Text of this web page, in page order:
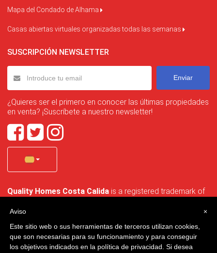
Mapa del Condado de Alhama
Casas abiertas virtuales organizadas todas las semanas
SUSCRIPCIÓN NEWSLETTER
Enviar
¿Quieres ser el primero en conocer las últimas propiedades
en venta? ¡Suscríbete a nuestro newsletter!
Quality Homes Costa Calida is a registered trademark of
no. B-30750053 and address: Bella Luz 07-05, 30389 La
×
Aviso
Este sitio web o sus herramientas de terceros utilizan cookies,
que son necesarias para su funcionamiento y para conseguir
los objetivos indicados en la política de privacidad. Si desea